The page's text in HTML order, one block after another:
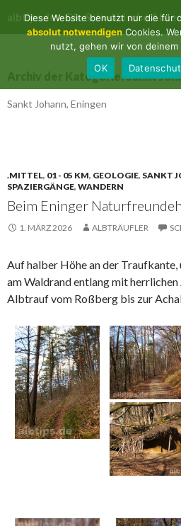
ZUM
Archiv der Kategorie: Sankt
Sankt Johann, Eningen
.MITTEL, 01 - 05 KM, GEOLOGIE, SANKT
SPAZIERGÄNGE, WANDERN
Beim Eninger
1. MÄRZ 2026 ALBTRÄUFLER
Auf halber Höhe an der
am Waldrand entlang mit herrlichen
Albtrauf vom Roßberg bis zur
Diese Website benutzt nur die für
absolut notwendigenCookies.
nutzt, gehen wir von deinem
OK